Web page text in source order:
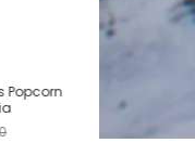
Popcorn